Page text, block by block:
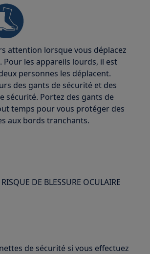
attention lorsque vous déplacez
Pour les appareils lourds, il est
personnes les déplacent.
des gants de sécurité et des
sécurité. Portez des gants de
temps pour vous protéger des
aux bords tranchants.
RISQUE DE BLESSURE OCULAIRE
de sécurité si vous effectuez